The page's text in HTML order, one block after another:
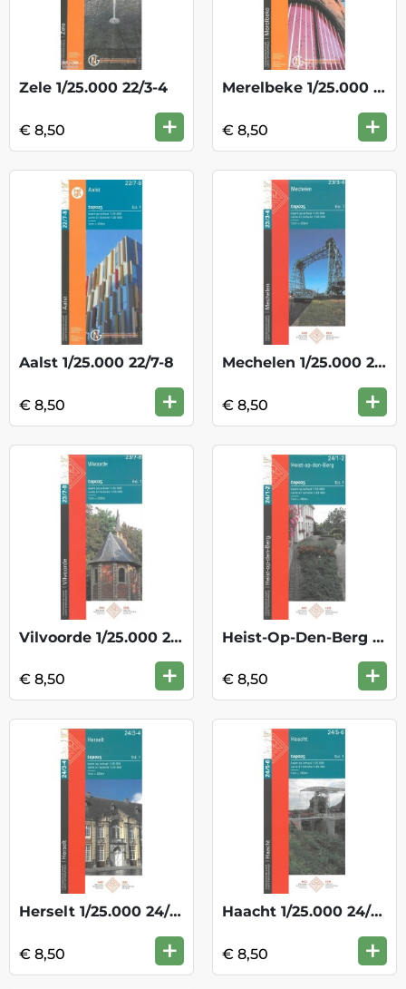
Zele 1/25.000 22/3-4
€ 8,50 +
Merelbeke 1/25.000 22/5-6
€ 8,50 +
Aalst 1/25.000 22/7-8
€ 8,50 +
Mechelen 1/25.000 23/3-4
€ 8,50 +
Vilvoorde 1/25.000 23/7-8
€ 8,50 +
Heist-Op-Den-Berg 1/25.000 24/1-2
€ 8,50 +
Herselt 1/25.000 24/3-4
€ 8,50 +
Haacht 1/25.000 24/5-6
€ 8,50 +